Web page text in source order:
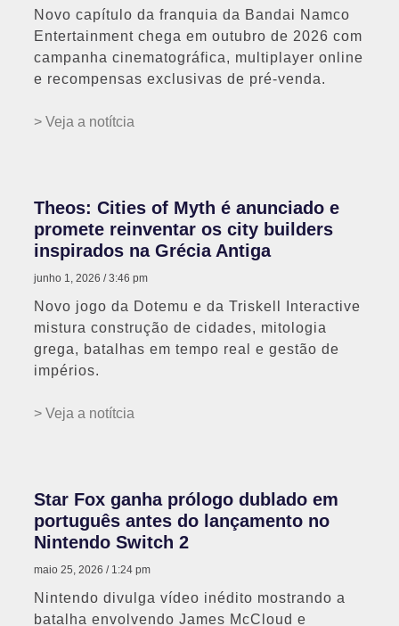
Novo capítulo da franquia da Bandai Namco
Entertainment chega em outubro de 2026 com
campanha cinematográfica, multiplayer online
e recompensas exclusivas de pré-venda.
> Veja a notítcia
Theos: Cities of Myth é anunciado e
promete reinventar os city builders
inspirados na Grécia Antiga
junho 1, 2026 3:46 pm
Novo jogo da Dotemu e da Triskell Interactive
mistura construção de cidades, mitologia
grega, batalhas em tempo real e gestão de
impérios.
> Veja a notítcia
Star Fox ganha prólogo dublado em
português antes do lançamento no
Nintendo Switch 2
maio 25, 2026 1:24 pm
Nintendo divulga vídeo inédito mostrando a
batalha envolvendo James McCloud e